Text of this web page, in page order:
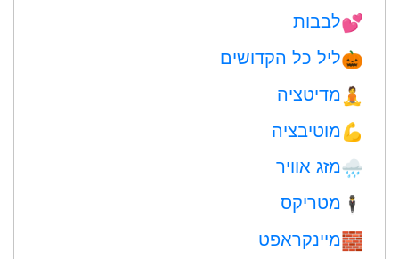
💕לבבות
🎃ליל כל הקדושים
🧘 מדיטציה
💪מוטיבציה
🌧מזג אוויר
🕴️ מטריקס
🧱מיינקראפט